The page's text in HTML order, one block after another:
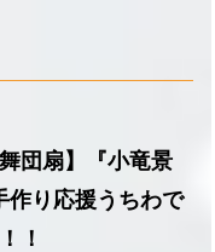
団扇】『小竜景
作り応援うちわで
！